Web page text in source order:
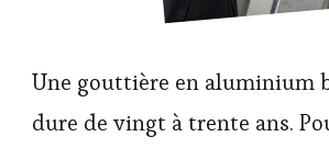
Une gouttière en aluminium
dure de vingt à trente ans.